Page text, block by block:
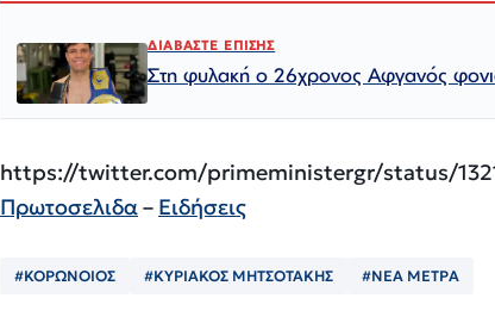
ΔΙΑΒΑΣΤΕ ΕΠΙΣΗΣ
Στη φυλακή ο 26χρονος Αφγανός
https://twitter.com/primeministergr/status/
Πρωτοσελιδα– Ειδήσεις
#ΚΟΡΩΝΟΙΟΣ #ΚΥΡΙΑΚΟΣ ΜΗΤΣΟΤΑΚΗΣ #ΝΕΑ ΜΕΤΡΑ